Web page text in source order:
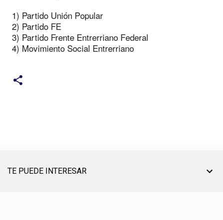
1) Partido Unión Popular
2) Partido FE
3) Partido Frente Entrerriano Federal
4) Movimiento Social Entrerriano
TE PUEDE INTERESAR